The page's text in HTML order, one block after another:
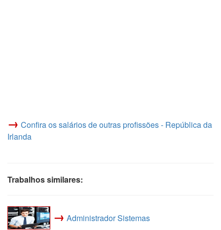
→ Confira os salários de outras profissões - República da
Irlanda
Trabalhos similares:
→ Administrador Sistemas